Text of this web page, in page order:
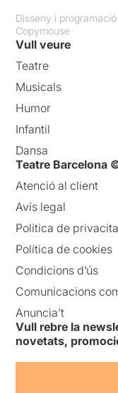
Disseny i programació:
Copymouse
Vull veure
Teatre
Musicals
Humor
Infantil
Dansa
Teatre Barcelona
Atenció al client
Avís legal
Política de
Política de cookies
Condicions d’ús
Comunicacions
Anuncia’t
Vull rebre la
novetats,